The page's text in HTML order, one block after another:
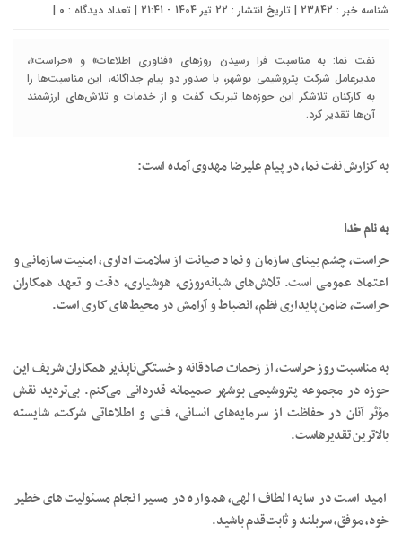
شناسه خبر : 23842 | تاریخ انتشار : 22 تیر 1404 - 21:41 | تعداد دیدگاه : ۰ |
نفت نما: به مناسبت فرا رسیدن روزهای «فناوری اطلاعات» و «حراست»،
مدیرعامل شرکت پتروشیمی بوشهر، با صدور دو پیام جداگانه، این مناسبت‌ها را
به کارکنان تلاشگر این حوزه‌ها تبریک گفت و از خدمات و تلاش‌های ارزشمند
آن‌ها تقدیر کرد.
به گزارش نفت نما، در پیام علیرضا مهدوی آمده است:
به نام خدا
حراست، چشم بینای سازمان و نماد صیانت از سلامت اداری، امنیت سازمانی و
اعتماد عمومی است. تلاش‌های شبانه‌روزی، هوشیاری، دقت و تعهد همکاران
حراست، ضامن پایداری نظم، انضباط و آرامش در محیط‌های کاری است.
به مناسبت روز حراست، از زحمات صادقانه و خستگی‌ناپذیر همکاران شریف این
حوزه در مجموعه پتروشیمی بوشهر صمیمانه قدردانی می‌کنم. بی‌تردید نقش
مؤثر آنان در حفاظت از سرمایه‌های انسانی، فنی و اطلاعاتی شرکت، شایسته
بالاترین تقدیرهاست.
امید است در سایه الطاف الهی، همواره در مسیر انجام مسئولیت‌های خطیر
خود، موفق، سربلند و ثابت‌قدم باشید.